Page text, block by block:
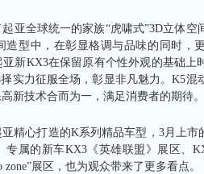
亚全球统一的家族“虎啸式”3D立体空
造型中，在彰显格调与品味的同时，
新KX3在保留原有个性外观的基础上
实力征服全场，彰显非凡魅力。K5混
新技术合而为一，满足消费者的期待。
精心打造的K系列精品车型，3月上市
专属的新车KX3《英雄联盟》展区、
展区 ，也为观众带来了更多看点。